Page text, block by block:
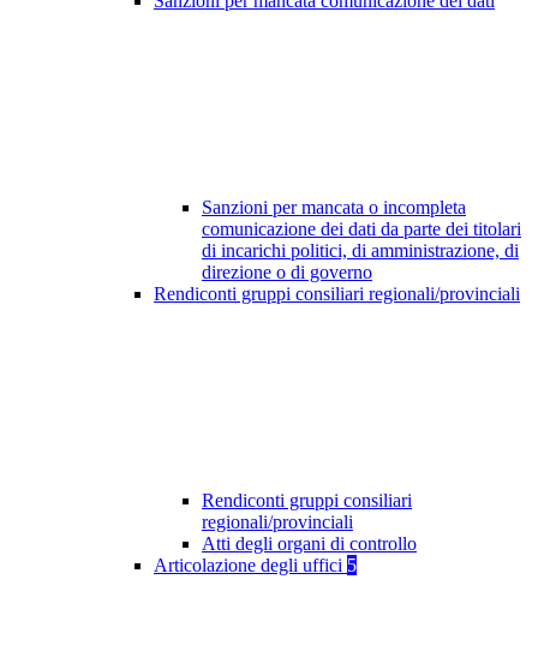
Sanzioni per mancata o incompleta
comunicazione dei dati da parte dei titolari
di incarichi politici, di amministrazione, di
direzione o di governo
Rendiconti gruppi consiliari regionali/provinciali
Rendiconti gruppi consiliari
regionali/provinciali
Atti degli organi di controllo
Articolazione degli uffici 5